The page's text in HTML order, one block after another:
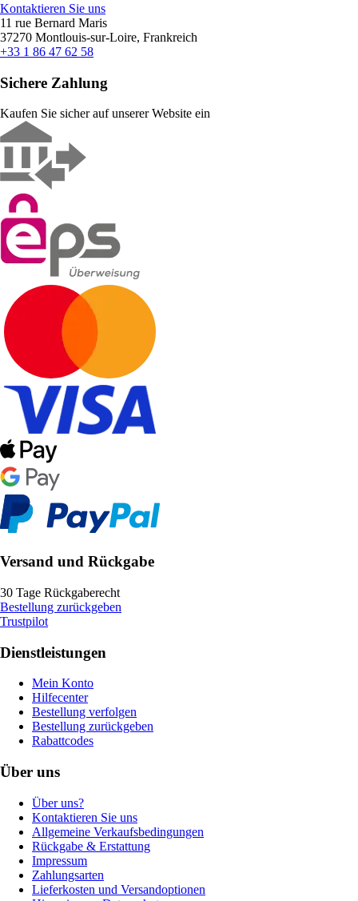
Kontaktieren Sie uns
11 rue Bernard Maris
37270 Montlouis-sur-Loire, Frankreich
+33 1 86 47 62 58
Sichere Zahlung
Kaufen Sie sicher auf unserer Website ein
Versand und Rückgabe
30 Tage Rückgaberecht
Bestellung zurückgeben
Trustpilot
Dienstleistungen
Mein Konto
Hilfecenter
Bestellung verfolgen
Bestellung zurückgeben
Rabattcodes
Über uns
Über uns?
Kontaktieren Sie uns
Allgemeine Verkaufsbedingungen
Rückgabe & Erstattung
Impressum
Zahlungsarten
Lieferkosten und Versandoptionen